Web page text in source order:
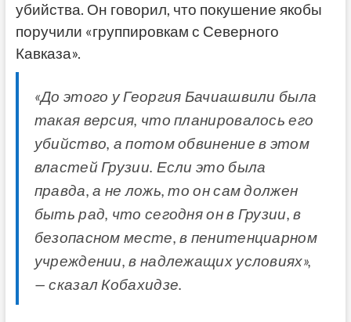
убийства. Он говорил, что покушение якобы
поручили «группировкам с Северного
Кавказа».
«До этого у Георгия Бачиашвили была
такая версия, что планировалось его
убийство, а потом обвинение в этом
властей Грузии. Если это была
правда, а не ложь, то он сам должен
быть рад, что сегодня он в Грузии, в
безопасном месте, в пенитенциарном
учреждении, в надлежащих условиях»,
— сказал Кобахидзе.